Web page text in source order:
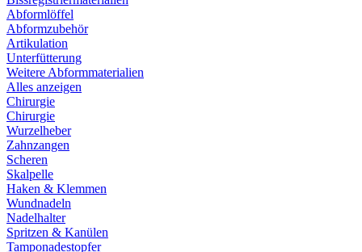
Abformlöffel
Abformzubehör
Artikulation
Unterfütterung
Weitere Abformmaterialien
Alles anzeigen
Chirurgie
Chirurgie
Wurzelheber
Zahnzangen
Scheren
Skalpelle
Haken & Klemmen
Wundnadeln
Nadelhalter
Spritzen & Kanülen
Tamponadestopfer